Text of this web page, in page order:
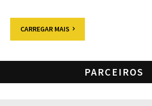
CARREGAR MAIS
PARCEIROS